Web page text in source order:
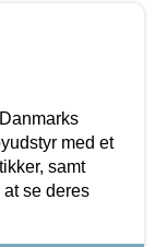
med et
samt
se deres